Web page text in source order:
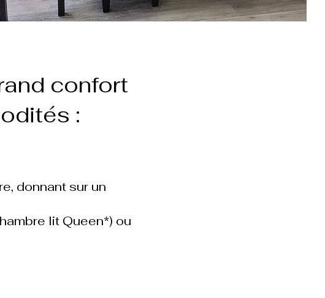
confort
:
donnant sur un
lit Queen*) ou